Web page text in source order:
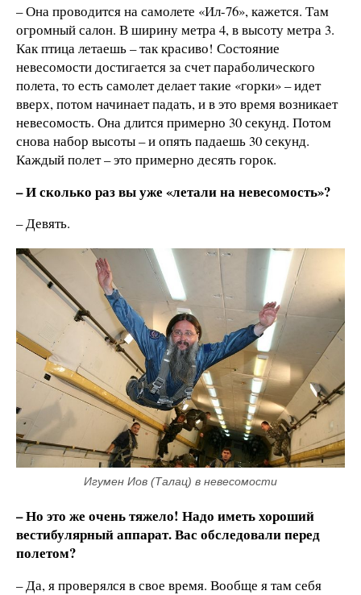
– Она проводится на самолете «Ил-76», кажется. Там
огромный салон. В ширину метра 4, в высоту метра 3.
Как птица летаешь – так красиво! Состояние
невесомости достигается за счет параболического
полета, то есть самолет делает такие «горки» – идет
вверх, потом начинает падать, и в это время возникает
невесомость. Она длится примерно 30 секунд. Потом
снова набор высоты – и опять падаешь 30 секунд.
Каждый полет – это примерно десять горок.
– И сколько раз вы уже «летали на невесомость»?
– Девять.
Игумен Иов (Талац) в невесомости
– Но это же очень тяжело! Надо иметь хороший
вестибулярный аппарат. Вас обследовали перед
полетом?
– Да, я проверялся в свое время. Вообще я там себя